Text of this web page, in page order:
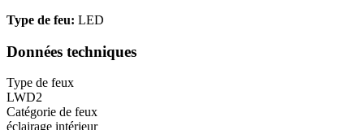
Type de feu: LED
Données techniques
Type de feux
LWD2
Catégorie de feux
éclairage intérieur